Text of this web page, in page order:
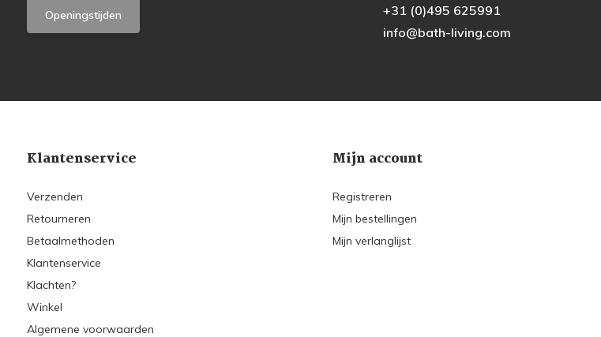
Openingstijden
+31 (0)495 625991
info@bath-living.com
Klantenservice
Verzenden
Retourneren
Betaalmethoden
Klantenservice
Klachten?
Winkel
Algemene voorwaarden
Mijn account
Registreren
Mijn bestellingen
Mijn verlanglijst